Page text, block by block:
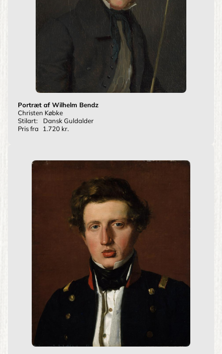
Portræt af Wilhelm Bendz
Christen Købke
Stilart:
Dansk Guldalder
Pris fra
1.720 kr.